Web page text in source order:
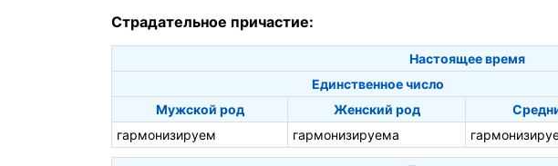
Страдательное причастие:
Настоящее время
Единственное число
Мужской род
Женский род
гармонизируем
гармонизируема